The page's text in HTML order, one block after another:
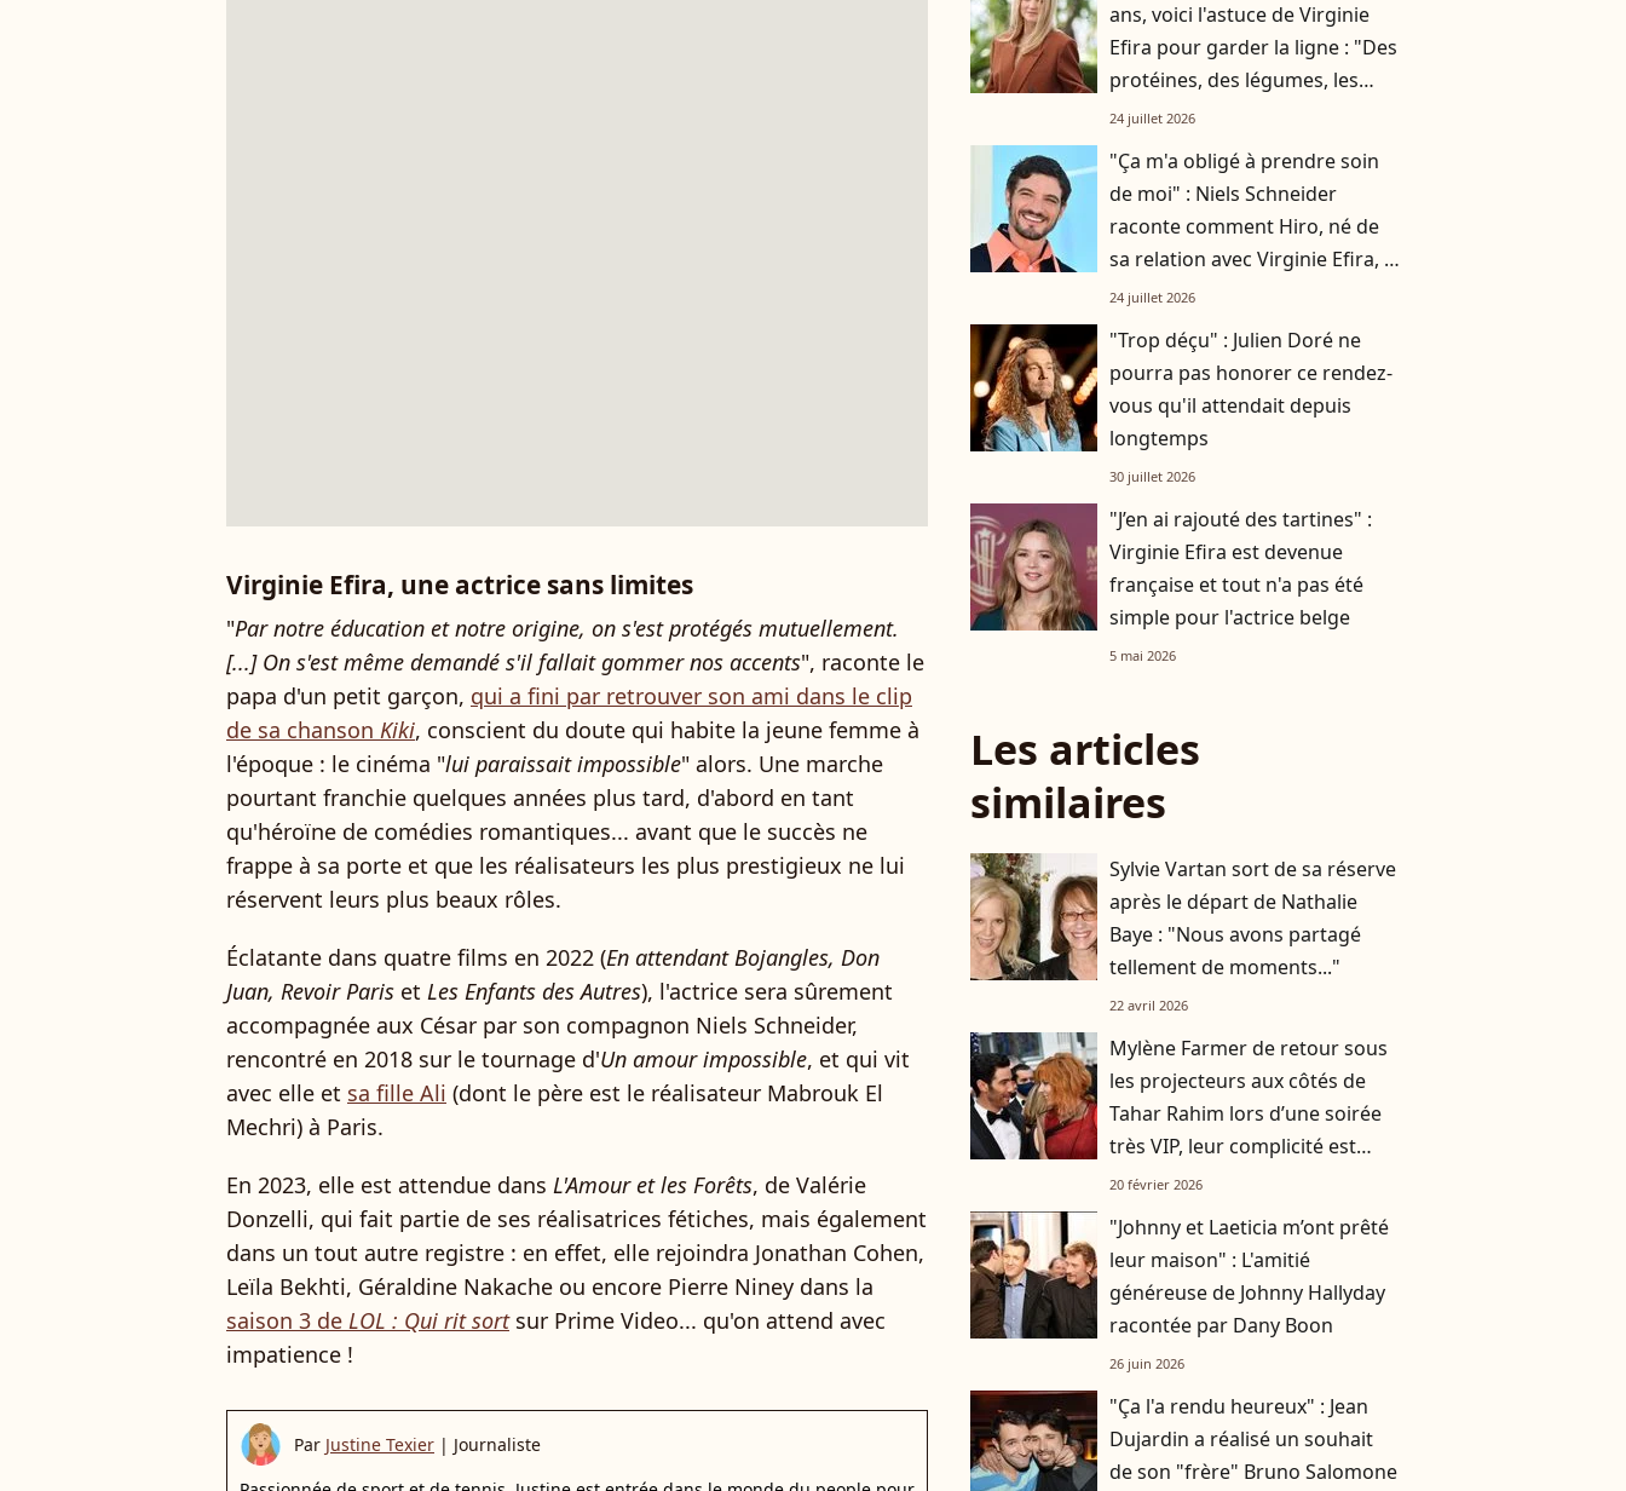
Virginie Efira, une actrice sans limites
"Par notre éducation et notre origine, on s'est protégés mutuellement.
[...] On s'est même demandé s'il fallait gommer nos accents", raconte le
papa d'un petit garçon, qui a fini par retrouver son ami dans le clip
de sa chanson Kiki, conscient du doute qui habite la jeune femme à
l'époque : le cinéma "lui paraissait impossible" alors. Une marche
pourtant franchie quelques années plus tard, d'abord en tant
qu'héroïne de comédies romantiques... avant que le succès ne
frappe à sa porte et que les réalisateurs les plus prestigieux ne lui
réservent leurs plus beaux rôles.
Éclatante dans quatre films en 2022 (En attendant Bojangles, Don
Juan, Revoir Paris et Les Enfants des Autres), l'actrice sera sûrement
accompagnée aux César par son compagnon Niels Schneider,
rencontré en 2018 sur le tournage d'Un amour impossible, et qui vit
avec elle et sa fille Ali (dont le père est le réalisateur Mabrouk El
Mechri) à Paris.
En 2023, elle est attendue dans L'Amour et les Forêts, de Valérie
Donzelli, qui fait partie de ses réalisatrices fétiches, mais également
dans un tout autre registre : en effet, elle rejoindra Jonathan Cohen,
Leïla Bekhti, Géraldine Nakache ou encore Pierre Niney dans la
saison 3 de LOL : Qui rit sortsur Prime Video... qu'on attend avec
impatience !
Par Justine Texier | Journaliste
ans, voici l'astuce de Virginie
Efira pour garder la ligne : "Des
protéines, des légumes, les
féculents le midi uniquement"
24 juillet 2026
"Ça m'a obligé à prendre soin
de moi" : Niels Schneider
raconte comment Hiro, né de
sa relation avec Virginie Efira, a
changé sa vie
24 juillet 2026
"Trop déçu" : Julien Doré ne
pourra pas honorer ce rendez-
vous qu'il attendait depuis
longtemps
30 juillet 2026
"J’en ai rajouté des tartines" :
Virginie Efira est devenue
française et tout n'a pas été
simple pour l'actrice belge
5 mai 2026
Les articles
similaires
Sylvie Vartan sort de sa réserve
après le départ de Nathalie
Baye : "Nous avons partagé
tellement de moments..."
22 avril 2026
Mylène Farmer de retour sous
les projecteurs aux côtés de
Tahar Rahim lors d’une soirée
très VIP, leur complicité est
évidente
20 février 2026
"Johnny et Laeticia m’ont prêté
leur maison" : L'amitié
généreuse de Johnny Hallyday
racontée par Dany Boon
26 juin 2026
"Ça l'a rendu heureux" : Jean
Dujardin a réalisé un souhait
de son "frère" Bruno Salomone